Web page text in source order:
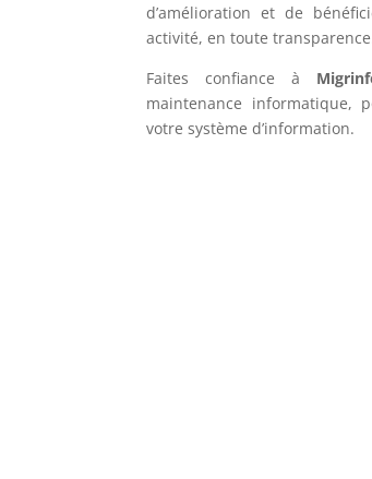
d’amélioration et de
activité, en toute
Faites confiance à
maintenance informatique,
votre système d’information.